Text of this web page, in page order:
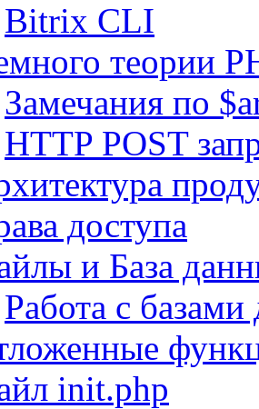
Bitrix CLI
теории
Замечания по
HTTP POST
доступа
и База
Работа с
init.php